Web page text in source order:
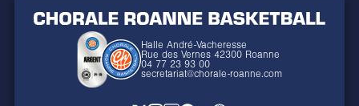
Halle André-Vacheresse
Rue des Vernes 42300 Roanne
04 77 23 93 00
secretariat@chorale-roanne.com